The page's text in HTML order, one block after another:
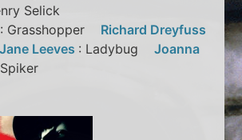
Selick
: Grasshopper Richard Dreyfuss
Jane Leeves : LadybugJoanna